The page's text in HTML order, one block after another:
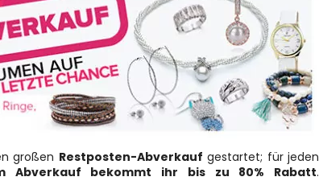
großen Restposten-Abverkauf gestartet; für jeden
Abverkauf bekommt ihr bis zu 80% Rabatt.